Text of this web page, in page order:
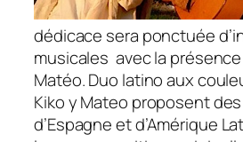
dédicace sera ponctuée
musicales avec la présence
Matéo. Duo latino aux
Kiko y Mateo proposent
d’Espagne et d’Amérique